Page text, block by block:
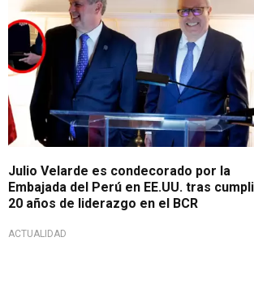
Julio Velarde es condecorado por la
Embajada del Perú en EE.UU. tras
20 años de liderazgo en el BCR
ACTUALIDAD